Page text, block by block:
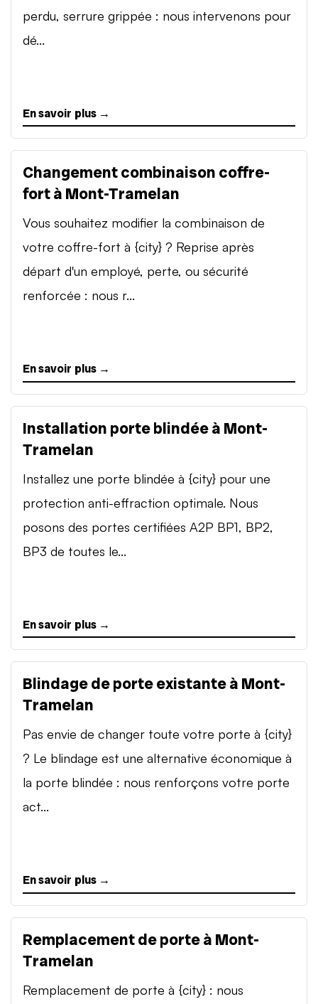
perdu, serrure grippée : nous intervenons pour
dé...
En savoir plus →
Changement combinaison coffre-
fort à Mont-Tramelan
Vous souhaitez modifier la combinaison de
votre coffre-fort à {city} ? Reprise après
départ d'un employé, perte, ou sécurité
renforcée : nous r...
En savoir plus →
Installation porte blindée à Mont-
Tramelan
Installez une porte blindée à {city} pour une
protection anti-effraction optimale. Nous
posons des portes certifiées A2P BP1, BP2,
BP3 de toutes le...
En savoir plus →
Blindage de porte existante à Mont-
Tramelan
Pas envie de changer toute votre porte à {city}
? Le blindage est une alternative économique à
la porte blindée : nous renforçons votre porte
act...
En savoir plus →
Remplacement de porte à Mont-
Tramelan
Remplacement de porte à {city} : nous